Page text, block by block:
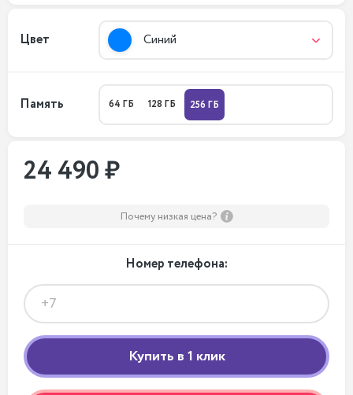
Цвет Синий
Память 64 ГБ 128 ГБ 256 ГБ
24 490 ₽
Почему низкая цена?
Номер телефона: